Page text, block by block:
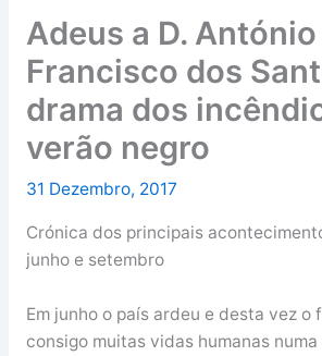
Adeus a D. António
Francisco dos
drama dos
verão negro
31 Dezembro, 2017
Crónica dos principais
junho e setembro
Em junho o país ardeu e desta vez o
consigo muitas vidas humanas